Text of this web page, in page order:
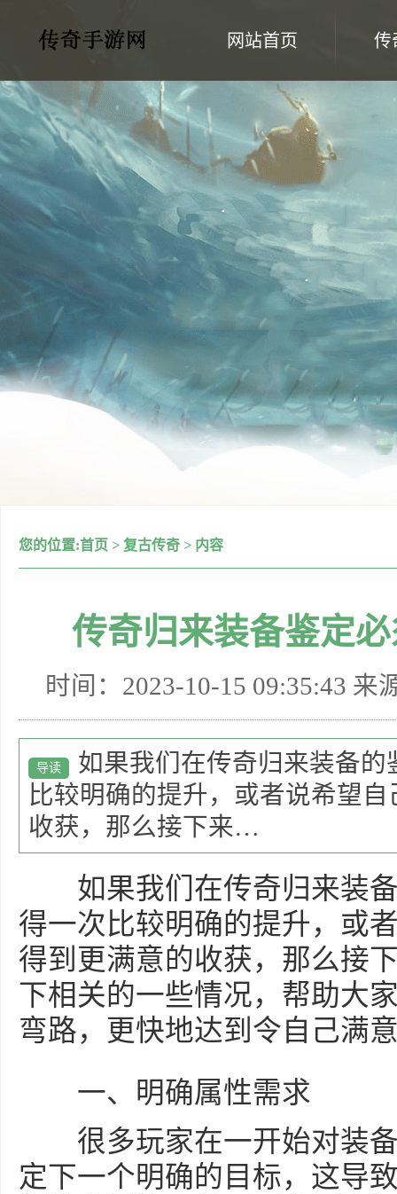
网站首页 传
您的位置:首页 > 复古传奇 > 内容
传奇归来装备鉴定
时间：2023-10-15 09:35:43 来
导读
如果我们在传奇归来装备
比较明确的提升，或者说希望
收获，那么接下来…
如果我们在传奇归来装备
得一次比较明确的提升，或
得到更满意的收获，那么接
下相关的一些情况，帮助大
弯路，更快地达到令自己满
一、明确属性需求
很多玩家在一开始对装备
定下一个明确的目标，这导